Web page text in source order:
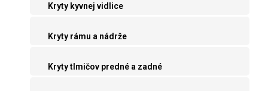
Kryty kyvnej vidlice
Kryty rámu a nádrže
Kryty tlmičov predné a zadné